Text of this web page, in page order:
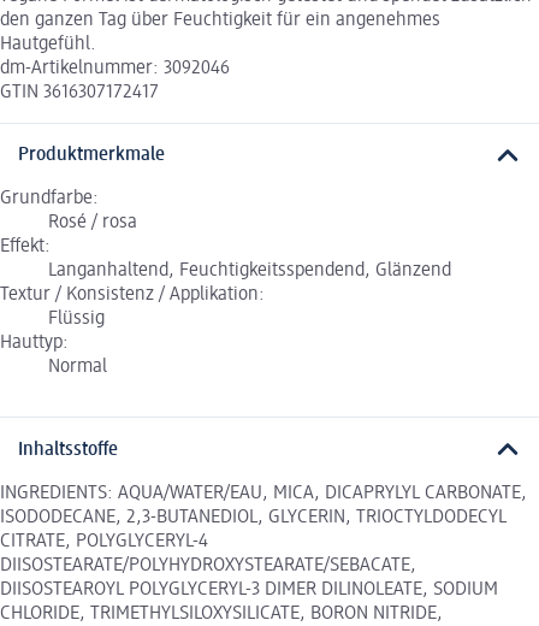
den ganzen Tag über Feuchtigkeit für ein angenehmes
Hautgefühl.
dm-Artikelnummer: 3092046
GTIN 3616307172417
Produktmerkmale
Grundfarbe:
Rosé / rosa
Effekt:
Langanhaltend, Feuchtigkeitsspendend, Glänzend
Textur / Konsistenz / Applikation:
Flüssig
Hauttyp:
Normal
Inhaltsstoffe
INGREDIENTS: AQUA/WATER/EAU, MICA, DICAPRYLYL CARBONATE,
ISODODECANE, 2,3-BUTANEDIOL, GLYCERIN, TRIOCTYLDODECYL
CITRATE, POLYGLYCERYL-4
DIISOSTEARATE/POLYHYDROXYSTEARATE/SEBACATE,
DIISOSTEAROYL POLYGLYCERYL-3 DIMER DILINOLEATE, SODIUM
CHLORIDE, TRIMETHYLSILOXYSILICATE, BORON NITRIDE,